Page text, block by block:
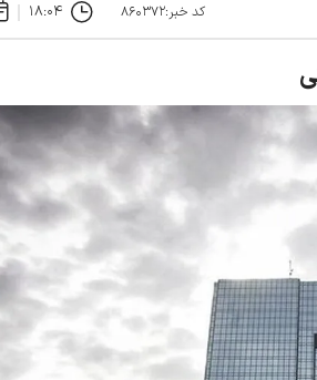
کد خبر:۸۶۰۳۷۲ ۱۸:۰۴